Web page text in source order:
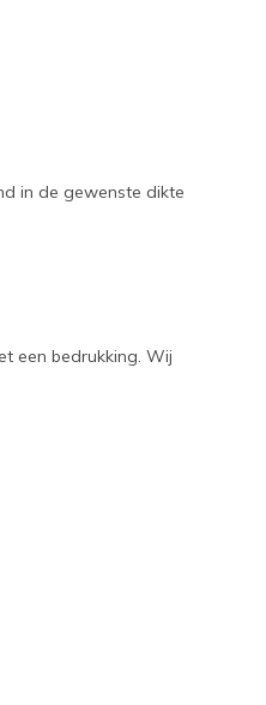
in de gewenste dikte
een bedrukking. Wij